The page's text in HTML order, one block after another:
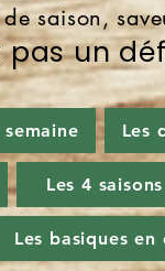
saison,
un
Les
Les 4 saisons
Les basiques en